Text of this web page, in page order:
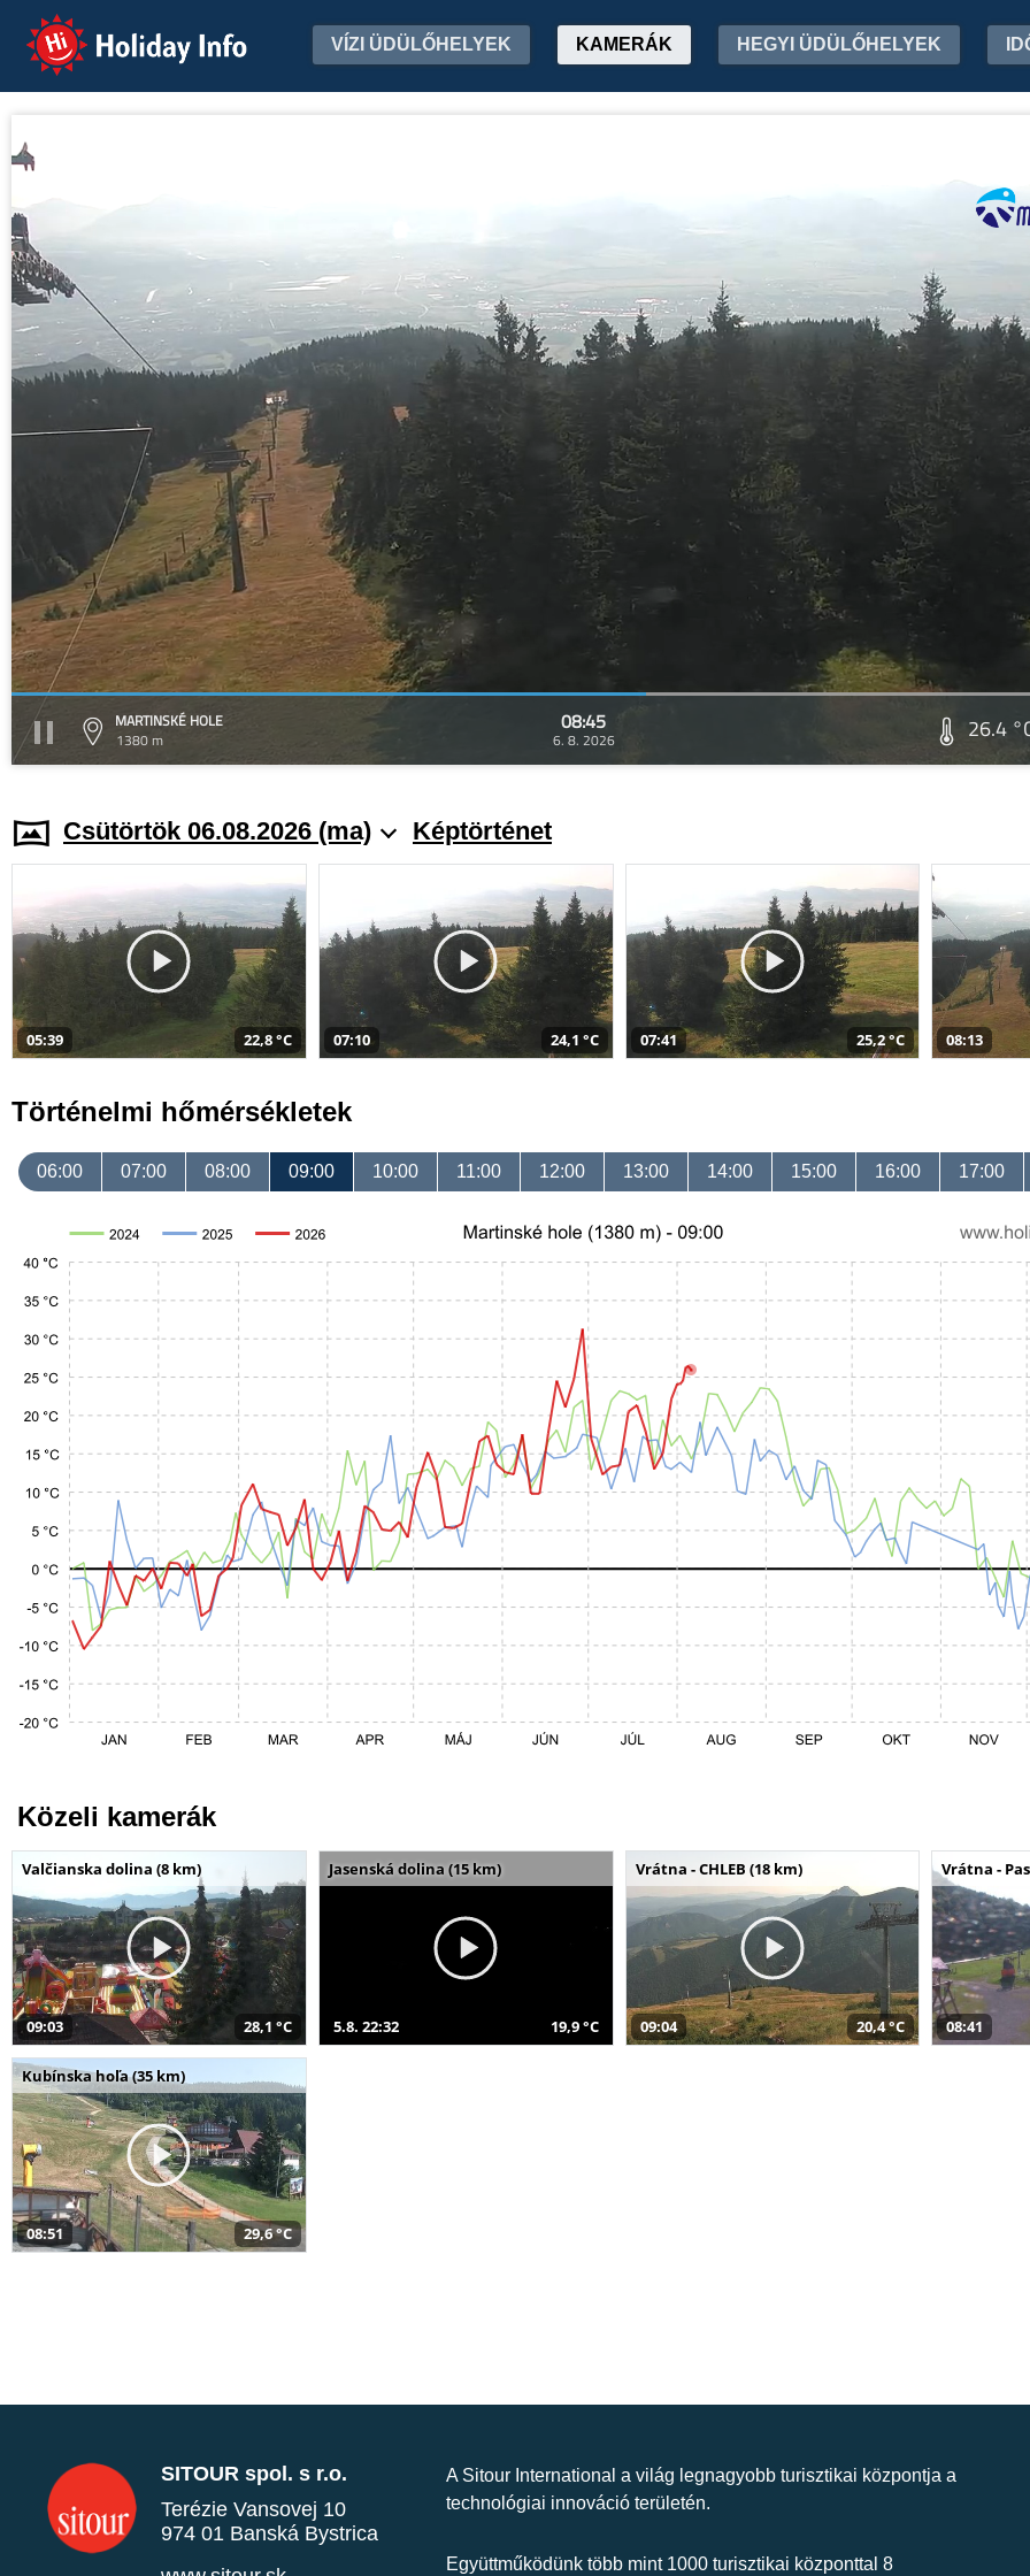
Holiday Info VÍZI ÜDÜLŐHELYEK KAMERÁK HEGYI ÜDÜLŐHELYEK
MARTINSKÉ HOLE
1380 m
08:45
6. 8. 2026 26.4
Csütörtök 06.08.2026 (ma) Képtörténet
05:39 22,8 °C 07:10 24,1 °C 07:41 25,2 °C 08:13
Történelmi hőmérsékletek
06:00 07:00 08:00 09:00 10:00 11:00 12:00 13:00 14:00 15:00 16:00 17:00
Közeli kamerák
Valčianska dolina (8 km)
09:03 28,1 °C
Jasenská dolina (15 km)
5.8. 22:32 19,9 °C
Vrátna - CHLEB (18 km)
09:04 20,4 °C
Vrátna -
08:41
Kubínska hoľa (35 km)
08:51 29,6 °C
SITOUR spol. s r.o.
Terézie Vansovej 10
974 01 Banská Bystrica
A Sitour International a világ legnagyobb turisztikai központja a
technológiai innováció területén.
Együttműködünk több mint 1000 turisztikai központtal 8